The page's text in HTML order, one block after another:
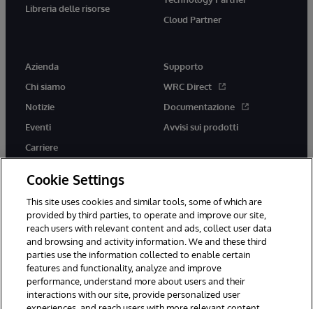
Libreria delle risorse
Cloud Partner
Azienda
Chi siamo
Notizie
Eventi
Carriere
Supporto
WRC Direct
Documentazione
Avvisi sui prodotti
twitter youtubefacebooklinkedin
© 1996-2026 InterSystems Corporation, Boston, MA. Tutti i diritti
riservati.
Cookie Settings
This site uses cookies and similar tools, some of which are
provided by third parties, to operate and improve our site,
reach users with relevant content and ads, collect user data
and browsing and activity information. We and these third
parties use the information collected to enable certain
features and functionality, analyze and improve
performance, understand more about users and their
interactions with our site, provide personalized user